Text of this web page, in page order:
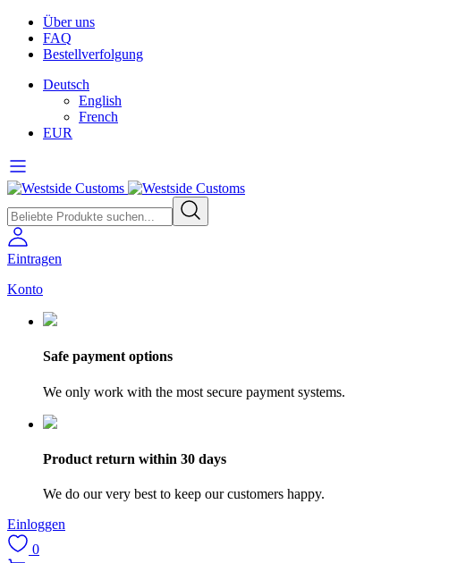
Über uns
FAQ
Bestellverfolgung
Deutsch
English
French
EUR
Eintragen
Konto
Safe payment options
We only work with the most secure payment systems.
Product return within 30 days
We do our very best to keep our customers happy.
Einloggen
0